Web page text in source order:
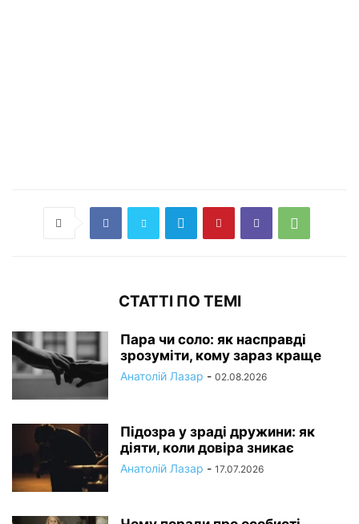
СТАТТІ ПО ТЕМІ
Пара чи соло: як насправді
зрозуміти, кому зараз краще
Анатолій Лазар - 02.08.2026
Підозра у зраді дружини: як
діяти, коли довіра зникає
Анатолій Лазар - 17.07.2026